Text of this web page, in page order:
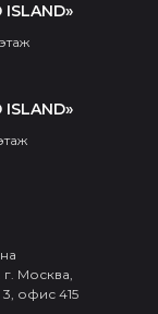
г. Москва,
офис 415